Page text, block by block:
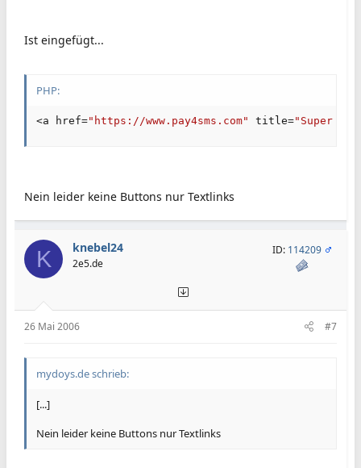
Ist eingefügt...
PHP:
<a href="https://www.pay4sms.com" title="Super
Nein leider keine Buttons nur Textlinks
K knebel24
2e5.de
ID: 114209
26 Mai 2006 #7
mydoys.de schrieb:
[...]
Nein leider keine Buttons nur Textlinks